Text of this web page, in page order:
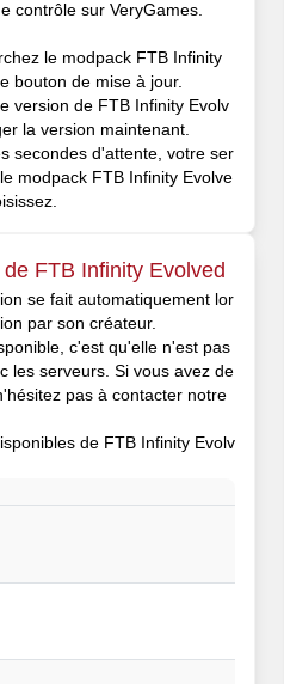
contrôle sur VeryGames.
le modpack FTB Infinity
bouton de mise à jour.
version de FTB Infinity Evolv
la version maintenant.
secondes d'attente, votre ser
modpack FTB Infinity Evolve
FTB Infinity Evolved
se fait automatiquement lor
par son créateur.
c'est qu'elle n'est pas
les serveurs. Si vous avez de
pas à contacter notre
de FTB Infinity Evolv